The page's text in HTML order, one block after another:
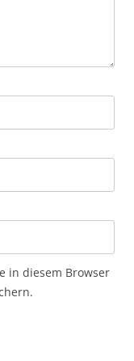
in diesem Browser